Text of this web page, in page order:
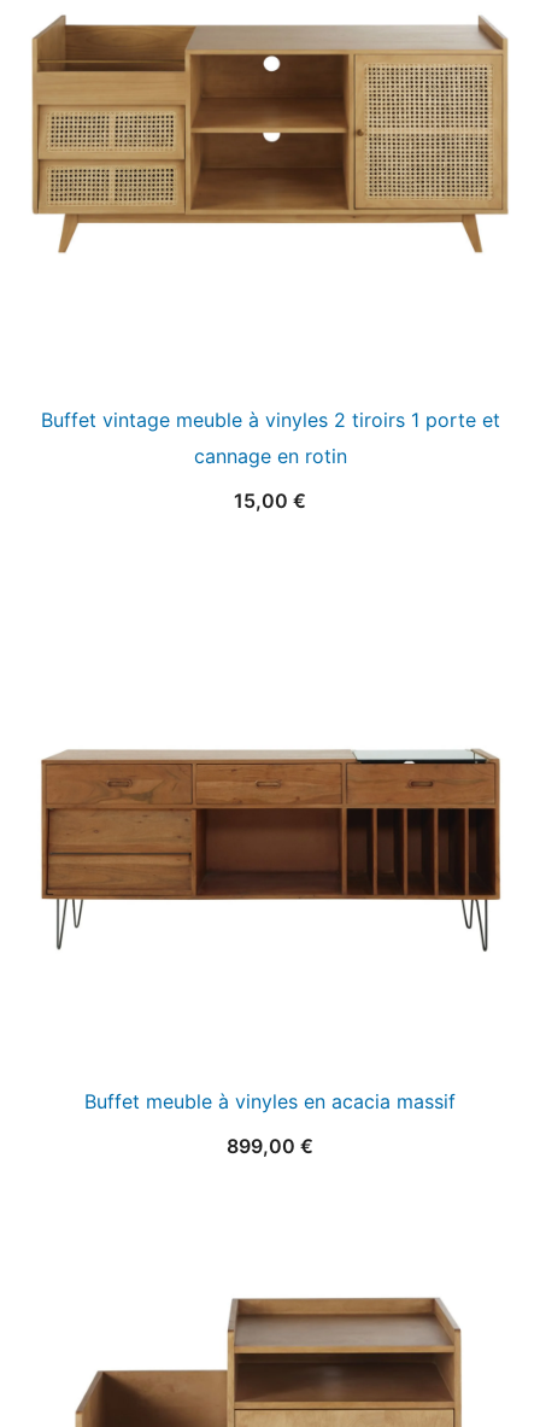
Buffet vintage meuble à vinyles 2 tiroirs 1 porte et
cannage en rotin
15,00 €
Buffet meuble à vinyles en acacia massif
899,00 €